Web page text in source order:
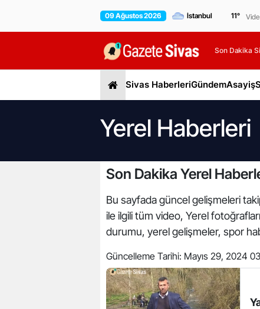
09 Ağustos 2026 11°
Son Dakika
Sivas HaberleriGündemAsayiş
Yerel Haberleri
Son Dakika Yerel
Bu sayfada güncel gelişmeleri
ile ilgili tüm video, Yerel
durumu, yerel gelişmeler, spor
Güncelleme Tarihi: Mayıs 29, 2024